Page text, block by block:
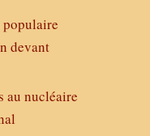
populaire
devant
au nucléaire